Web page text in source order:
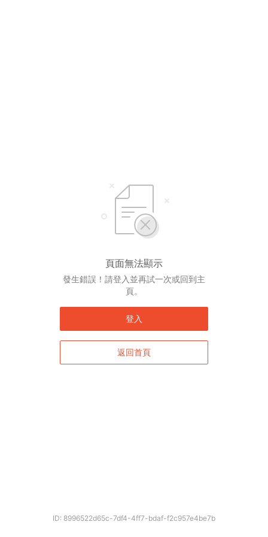
頁面無法顯示
發生錯誤！請登入並再試一次或回到主
頁。
登入
返回首頁
ID: 8996522d65c-7df4-4ff7-bdaf-f2c957e4be7b